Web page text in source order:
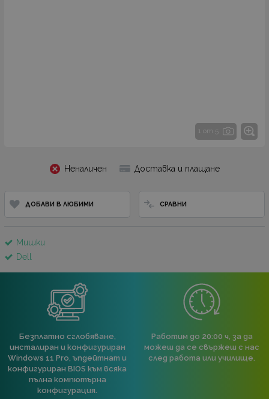
1 от 5
Неналичен Доставка и плащане
ДОБАВИ В ЛЮБИМИ СРАВНИ
Мишки
Dell
Безплатно сглобяване,
инсталиран и конфигуриран
Windows 11 Pro, ъпдейтнат и
конфигуриран BIOS към всяка
пълна компютърна
конфигурация.
Работим до 20:00 ч, за да
можеш да се свържеш с нас
след работа или училище.